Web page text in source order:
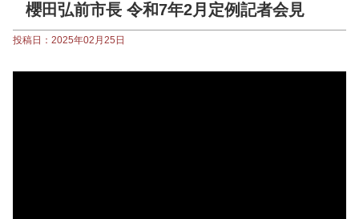
櫻田弘前市長 令和7年2月定例記者会見
投稿日：2025年02月25日